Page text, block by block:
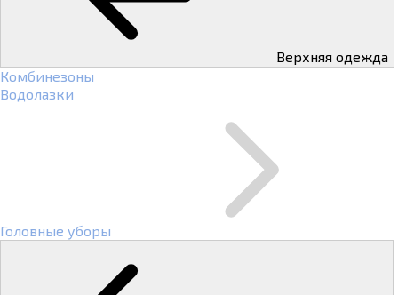
Верхняя одежда
Комбинезоны
Водолазки
Головные уборы